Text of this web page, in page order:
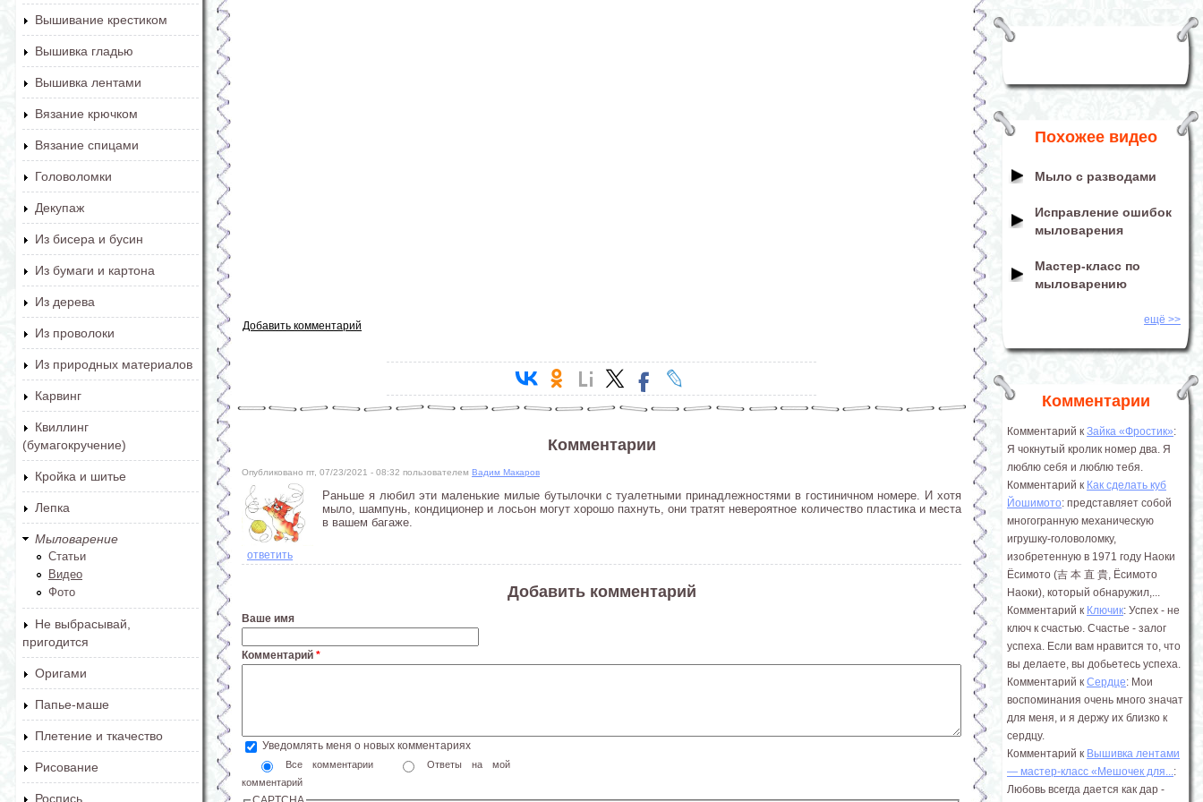
Вышивание крестиком
Вышивка гладью
Вышивка лентами
Вязание крючком
Вязание спицами
Головоломки
Декупаж
Из бисера и бусин
Из бумаги и картона
Из дерева
Из проволоки
Из природных материалов
Карвинг
Квиллинг
(бумагокручение)
Кройка и шитье
Лепка
Мыловарение
Статьи
Видео
Фото
Не выбрасывай,
пригодится
Оригами
Папье-маше
Плетение и ткачество
Рисование
Роспись
Добавить комментарий
Комментарии
Опубликовано пт, 07/23/2021 - 08:32 пользователем Вадим Макаров
Раньше я любил эти маленькие милые бутылочки с туалетными принадлежностями в гостиничном номере. И хотя
мыло, шампунь, кондиционер и лосьон могут хорошо пахнуть, они тратят невероятное количество пластика и места
в вашем багаже.
ответить
Добавить комментарий
Ваше имя
Комментарий *
Уведомлять меня о новых комментариях
Все комментарии
Ответы на мой
комментарий
Похожее видео
Мыло с разводами
Исправление ошибок
мыловарения
Мастер-класс по
мыловарению
ещё >>
Комментарии
Комментарий к Зайка «Фростик»:
Я чокнутый кролик номер два. Я
люблю себя и люблю тебя.
Комментарий к Как сделать куб
Йошимото: представляет собой
многогранную механическую
игрушку-головоломку,
изобретенную в 1971 году Наоки
Ёсимото (吉 本 直 貴, Ёсимото
Наоки), который обнаружил,...
Комментарий к Ключик: Успех - не
ключ к счастью. Счастье - залог
успеха. Если вам нравится то, что
вы делаете, вы добьетесь успеха.
Комментарий к Сердце: Мои
воспоминания очень много значат
для меня, и я держу их близко к
сердцу.
Комментарий к Вышивка лентами
― мастер-класс «Мешочек для...:
Любовь всегда дается как дар -